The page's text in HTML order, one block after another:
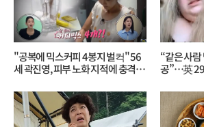
"공복에 믹스커피 4봉지 벌컥" 56
세 곽진영, 피부 노화 지적에 충격…
“같은 사
공”…英 29